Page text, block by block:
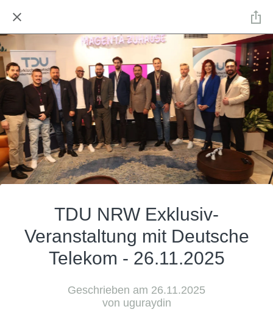
TDU NRW Exklusiv-
Veranstaltung mit Deutsche
Telekom - 26.11.2025
Geschrieben am 26.11.2025
von uguraydin